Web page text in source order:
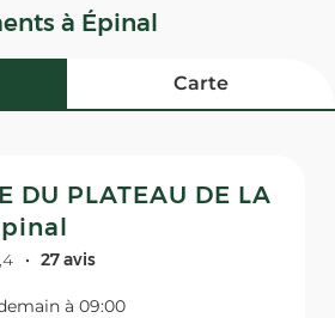
à Épinal
Carte
DU PLATEAU DE LA
27 avis
à 09:00